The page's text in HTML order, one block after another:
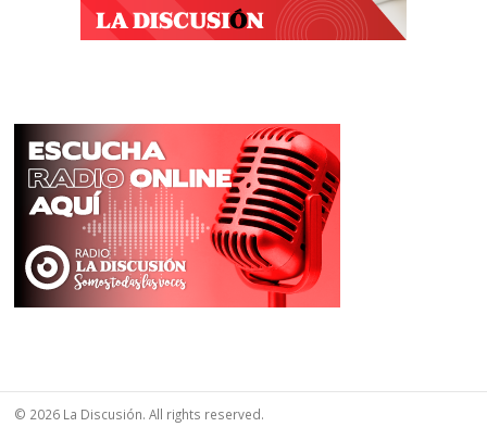
© 2026 La Discusión. All rights reserved.